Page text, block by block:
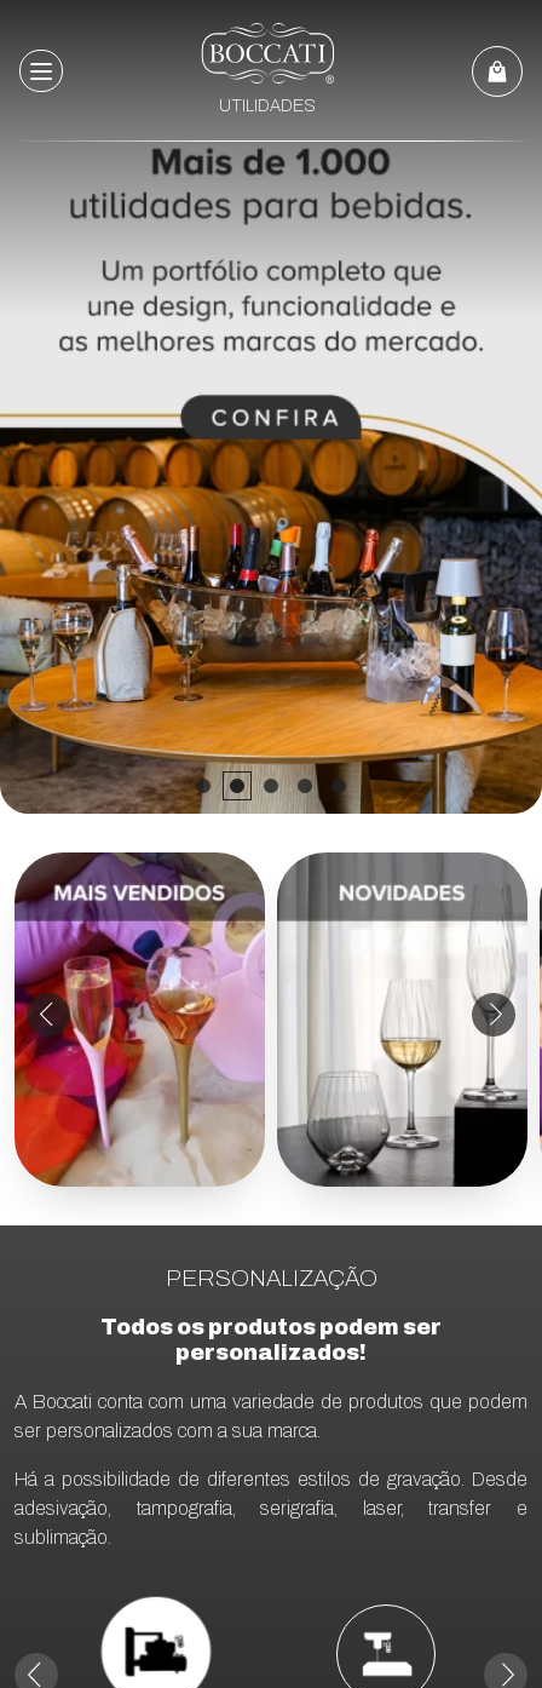
UTILIDADES
PERSONALIZAÇÃO
Todos os produtos podem ser
personalizados!
A Boccati conta com uma variedade de produtos que podem
ser personalizados com a sua marca.
Há a possibilidade de diferentes estilos de gravação. Desde
adesivação, tampografia, serigrafia, laser, transfer e
sublimação.